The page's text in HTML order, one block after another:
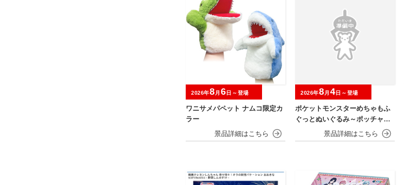
ワニサメパペット ナムコ限定カ
ラー
2026年8 月 6 日～登場
ポケットモンスターめちゃもふ
ぐっとぬいぐるみ～ポッチャマ
2026年8 月 4 日～登場